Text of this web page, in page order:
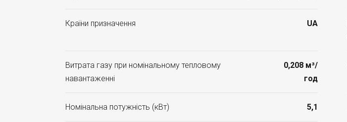
Країни призначення UA
Витрата газу при номінальному тепловому
навантаженні
0,208 м³/
год
Номінальна потужність (кВт) 5,1